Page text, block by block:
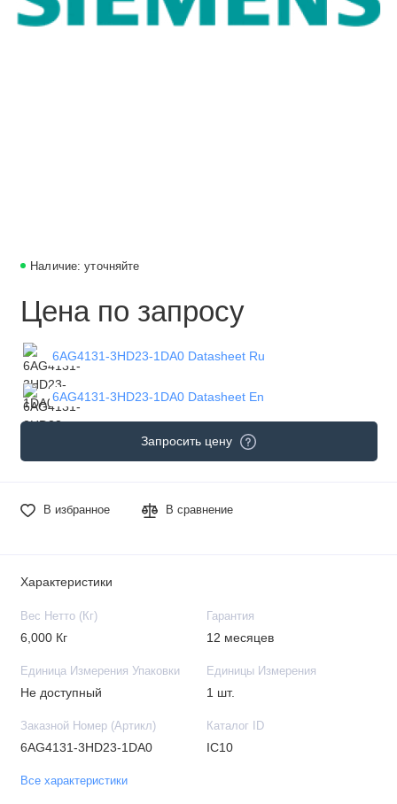
Наличие: уточняйте
Цена по запросу
6AG4131-3HD23-1DA0 Datasheet Ru
6AG4131-3HD23-1DA0 Datasheet En
Запросить цену
В избранное В сравнение
Характеристики
Вес Нетто (Кг)
6,000 Кг
Гарантия
12 месяцев
Единица Измерения Упаковки
Не доступный
Единицы Измерения
1 шт.
Заказной Номер (Артикл)
6AG4131-3HD23-1DA0
Каталог ID
IC10
Все характеристики